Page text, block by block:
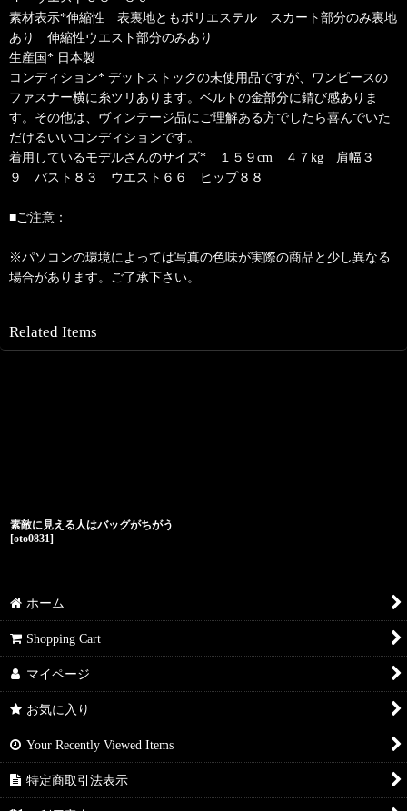
素材表示*伸縮性 表裏地ともポリエステル スカート部分のみ裏地
あり 伸縮性ウエスト部分のみあり
生産国* 日本製
コンディション* デットストックの未使用品ですが、ワンピースの
ファスナー横に糸ツリあります。ベルトの金部分に錆び感ありま
す。その他は、ヴィンテージ品にご理解ある方でしたら喜んでいた
だけるいいコンディションです。
着用しているモデルさんのサイズ* １５９cm ４７kg 肩幅３
９ バスト８３ ウエスト６６ ヒップ８８
■ご注意：
※パソコンの環境によっては写真の色味が実際の商品と少し異なる
場合があります。ご了承下さい。
Related Items
素敵に見える人はバッグがちがう
[oto0831]
ホーム
Shopping Cart
マイページ
お気に入り
Your Recently Viewed Items
特定商取引法表示